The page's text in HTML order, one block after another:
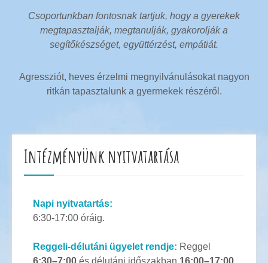
Csoportunkban fontosnak tartjuk, hogy a gyerekek
megtapasztalják, megtanulják, gyakorolják a
segítőkészséget, együttérzést, empátiát.
Agressziót, heves érzelmi megnyilvánulásokat nagyon
ritkán tapasztalunk a gyermekek részéről.
Intézményünk nyitvatartása
Napi nyitvatartás:
6:30-17:00 óráig.
Reggeli-délutáni ügyelet rendje: Reggel
6:30–7:00 és délutáni időszakban 16:00–17:00